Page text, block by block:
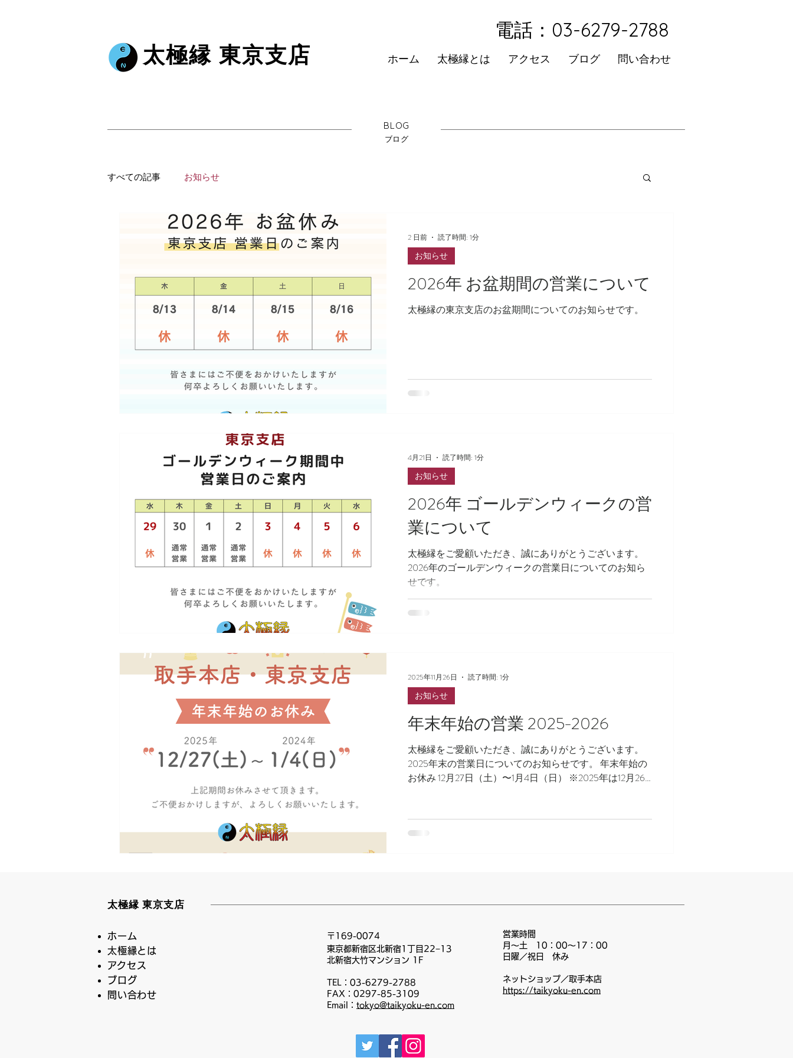
太極縁 東京支店
​電話：03-6279-2788
ホーム 太極縁とは アクセス ブログ 問い合わせ
BLOG
​ブログ
すべての記事 お知らせ
2026年 お盆期間の営業について
太極縁の東京支店のお盆期間についてのお知らせです。
お知らせ
2 日前 読了時間: 1分
2026年 ゴールデンウィークの営
業について
太極縁をご愛顧いただき、誠にありがとうございます。
2026年のゴールデンウィークの営業日についてのお知ら
せです。
お知らせ
4月21日 読了時間: 1分
年末年始の営業 2025−2026
太極縁をご愛顧いただき、誠にありがとうございます。
2025年末の営業日についてのお知らせです。 年末年始の
お休み 12月27日（土）〜1月4日（日） ※2025年は12月26
くお願いいたします。
お知らせ
2025年11月26日 読了時間: 1分
太極縁 東京支店
ホーム
太極縁とは
​アクセス
ブログ
問い合わせ
〒169-0074
東京都新宿区北新宿1丁目22−13
北新宿大竹マンション 1F
TEL：03-6279-2788
FAX：0297-85-3109
​Email： tokyo@taikyoku-en.com
営業時間
月〜土 10：00〜17：00
日曜／祝日 休み
ネットショップ／取手本店
https://taikyoku-en.com